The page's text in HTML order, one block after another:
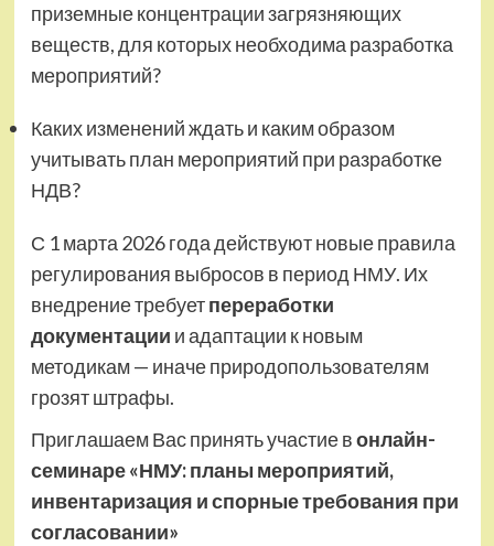
приземные концентрации загрязняющих
веществ, для которых необходима разработка
мероприятий?
Каких изменений ждать и каким образом
учитывать план мероприятий при разработке
НДВ?
С 1 марта 2026 года действуют новые правила
регулирования выбросов в период НМУ. Их
внедрение требуетпереработки
документации и адаптации к новым
методикам — иначе природопользователям
грозят штрафы.
Приглашаем Вас принять участие вонлайн-
семинаре «НМУ: планы мероприятий,
инвентаризация и спорные требования при
согласовании»